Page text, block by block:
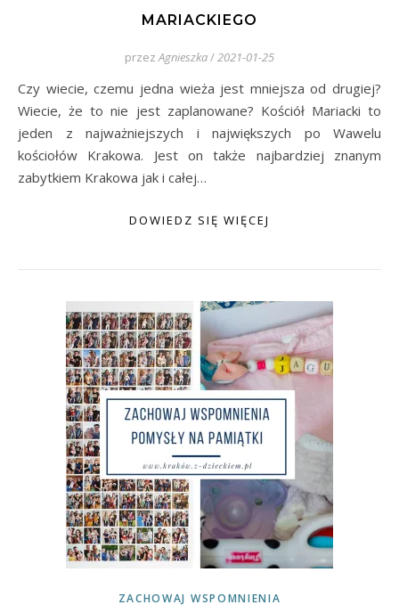
MARIACKIEGO
przez Agnieszka/2021-01-25
Czy wiecie, czemu jedna wieża jest mniejsza od drugiej?
Wiecie, że to nie jest zaplanowane? Kościół Mariacki to
jeden z najważniejszych i największych po Wawelu
kościołów Krakowa. Jest on także najbardziej znanym
zabytkiem Krakowa jak i całej…
DOWIEDZ SIĘ WIĘCEJ
ZACHOWAJ WSPOMNIENIA